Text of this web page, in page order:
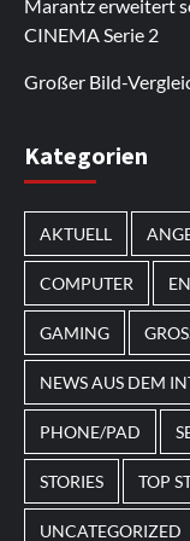
Bonusaktionen.
regelmäßige
Nutzer kehren
Marantz erweitert
CINEMA Serie 2
Großer Bild-
Im Laufe des
Spielautomaten
von
beispielsweise
angepasst sein.
Kategorien
AKTUELL
COMPUTER
GAMING
NEWS AUS DEM
PHONE/PAD
STORIES TOP
UNCATEGORIZED